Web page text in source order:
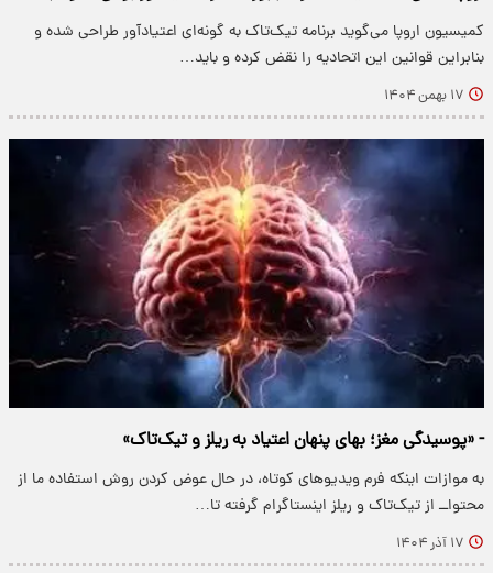
کمیسیون اروپا می‌گوید برنامه تیک‌تاک به گونه‌ای اعتیادآور طراحی شده و
بنابراین قوانین این اتحادیه را نقض کرده و باید…
۱۷ بهمن ۱۴۰۴
- «پوسیدگی مغز؛ بهای پنهان اعتیاد به ریلز و تیک‌تاک»
به موازات اینکه فرم ویدیوهای کوتاه، در حال عوض کردن روش استفاده ما از
محتواــ از تیک‌تاک و ریلز اینستاگرام گرفته تا…
۱۷ آذر ۱۴۰۴